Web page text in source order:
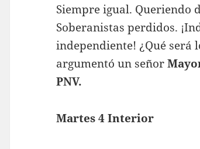
Siempre igual. Queriendo
Soberanistas perdidos.
independiente! ¿Qué será
argumentó un señor
PNV.
Martes 4 Interior